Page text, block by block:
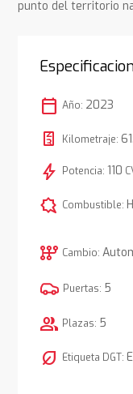
punto del territorio
calendar_today Año: 2023
Kilometraje:
bolt Potencia: 110
comic_bubble Combustible:
auto_transmission Cambio:
Puertas: 5
group Plazas: 5
nest_eco_leaf Etiqueta DGT: